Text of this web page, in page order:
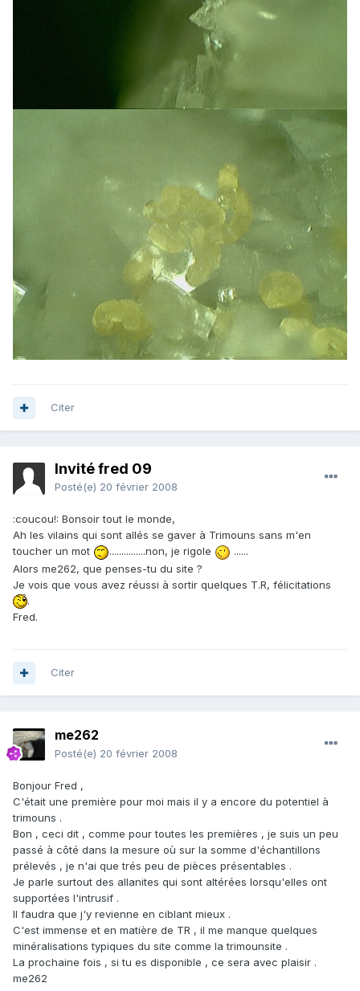
Citer
Invité fred 09
Posté(e) 20 février 2008
:coucou!: Bonsoir tout le monde,
Ah les vilains qui sont allés se gaver à Trimouns sans m'en
toucher un mot
...............non, je rigole
......
Alors me262, que penses-tu du site ?
Je vois que vous avez réussi à sortir quelques T.R, félicitations
.
Fred.
Citer
me262
Posté(e) 20 février 2008
Bonjour Fred ,
C'était une première pour moi mais il y a encore du potentiel à
trimouns .
Bon , ceci dit , comme pour toutes les premières , je suis un peu
passé à côté dans la mesure où sur la somme d'échantillons
prélevés , je n'ai que trés peu de pièces présentables .
Je parle surtout des allanites qui sont altérées lorsqu'elles ont
supportées l'intrusif .
Il faudra que j'y revienne en ciblant mieux .
C'est immense et en matière de TR , il me manque quelques
minéralisations typiques du site comme la trimounsite .
La prochaine fois , si tu es disponible , ce sera avec plaisir .
me262